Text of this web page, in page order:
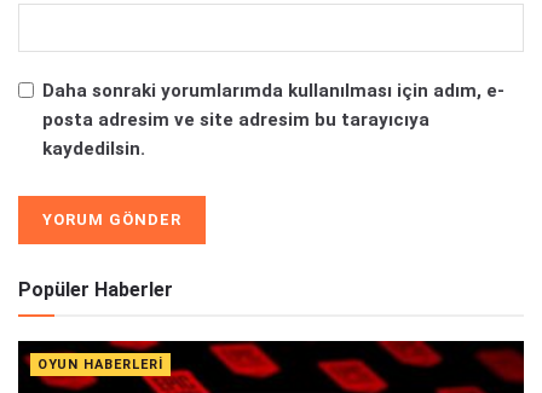
Daha sonraki yorumlarımda kullanılması için adım, e-
posta adresim ve site adresim bu tarayıcıya
kaydedilsin.
Alternative:
Popüler Haberler
OYUN HABERLERI